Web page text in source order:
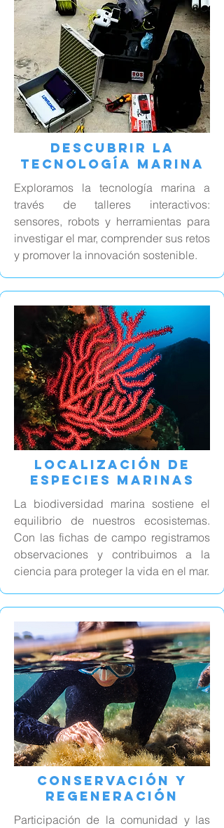
Descubrir la
Tecnología Marina
Exploramos la tecnología marina a
través de talleres interactivos:
sensores, robots y herramientas para
investigar el mar, comprender sus retos
y promover la innovación sostenible.
Localización de
Especies Marinas
La biodiversidad marina sostiene el
equilibrio de nuestros ecosistemas.
Con las fichas de campo registramos
observaciones y contribuimos a la
ciencia para proteger la vida en el mar.
Conservación y
Regeneración
Participación de la comunidad y las